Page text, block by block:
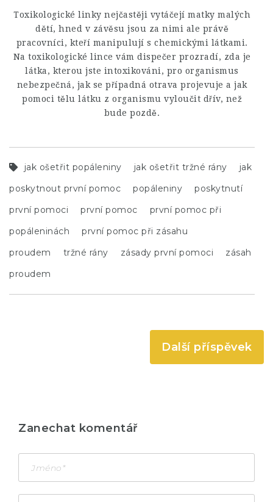
Toxikologické linky nejčastěji vytáčejí matky malých
dětí, hned v závěsu jsou za nimi ale právě
pracovníci, kteří manipulují s chemickými látkami.
Na toxikologické lince vám dispečer prozradí, zda je
látka, kterou jste intoxikováni, pro organismus
nebezpečná, jak se případná otrava projevuje a jak
pomoci tělu látku z organismu vyloučit dřív, než
bude pozdě.
jak ošetřit popáleniny jak ošetřit tržné rány
jak
poskytnout první pomoc
popáleniny
poskytnutí
první pomoci
první pomoc
první pomoc při
popáleninách
první pomoc při zásahu
proudem
tržné rány zásady první pomoci
zásah
proudem
Další příspěvek
Zanechat komentář